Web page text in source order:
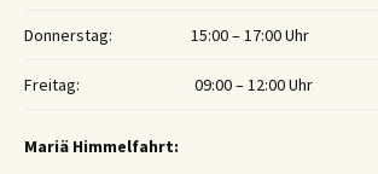
Donnerstag: 15:00 – 17:00 Uhr
Freitag: 09:00 – 12:00 Uhr
Mariä Himmelfahrt: